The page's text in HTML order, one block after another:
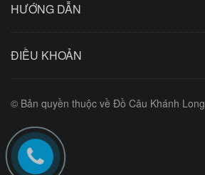
HƯỚNG DẪN
ĐIỀU KHOẢN
© Bản quyền thuộc về Đồ Câu Khánh Long